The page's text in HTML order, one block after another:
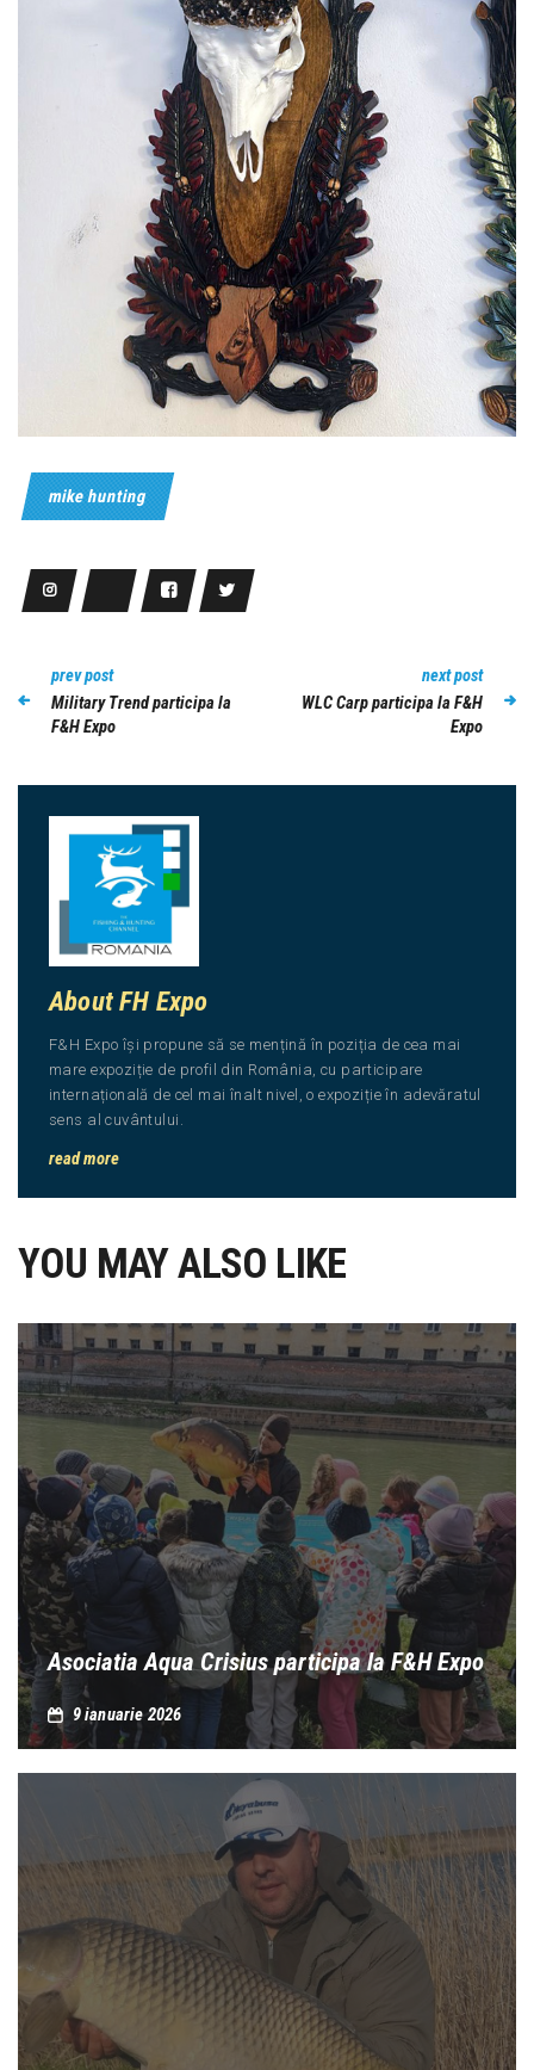
mike hunting
prev post
Military Trend participa la
F&H Expo
next post
WLC Carp participa la F&H
Expo
About FH Expo
F&H Expo își propune să se mențină în poziția de cea mai
mare expoziție de profil din România, cu participare
internațională de cel mai înalt nivel, o expoziție în adevăratul
sens al cuvântului.
read more
YOU MAY ALSO LIKE
Asociatia Aqua Crisius participa la F&H Expo
9 ianuarie 2026